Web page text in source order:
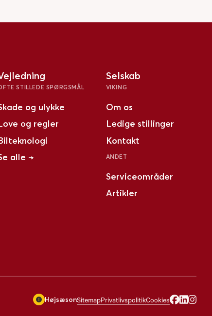
STILLEDE SPØRGSMÅL
og ulykke
og regler
alle →
Selskab
VIKING
Om os
Ledige stillinger
Kontakt
ANDET
Serviceområder
Artikler
HøjsæsonSitemapPrivatlivspolitikCookies